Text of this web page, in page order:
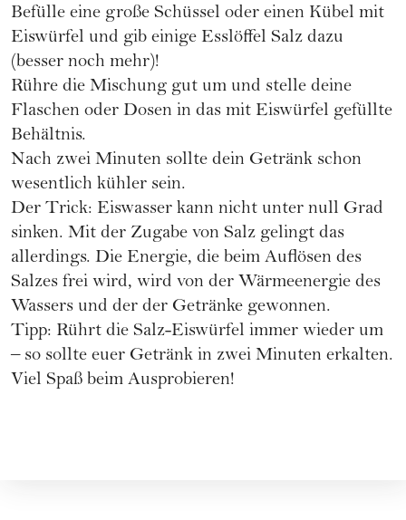
Befülle eine große Schüssel oder einen Kübel mit
Eiswürfel und gib einige Esslöffel Salz dazu
(besser noch mehr)!
Rühre die Mischung gut um und stelle deine
Flaschen oder Dosen in das mit Eiswürfel gefüllte
Behältnis.
Nach zwei Minuten sollte dein Getränk schon
wesentlich kühler sein.
Der Trick: Eiswasser kann nicht unter null Grad
sinken. Mit der Zugabe von Salz gelingt das
allerdings. Die Energie, die beim Auflösen des
Salzes frei wird, wird von der Wärmeenergie des
Wassers und der der Getränke gewonnen.
Tipp: Rührt die Salz-Eiswürfel immer wieder um
– so sollte euer Getränk in zwei Minuten erkalten.
Viel Spaß beim Ausprobieren!